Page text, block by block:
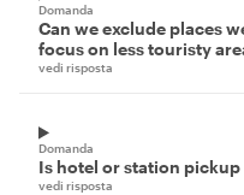
Domanda
Can we exclude places
focus on less touristy
vedi risposta
Domanda
Is hotel or station
vedi risposta